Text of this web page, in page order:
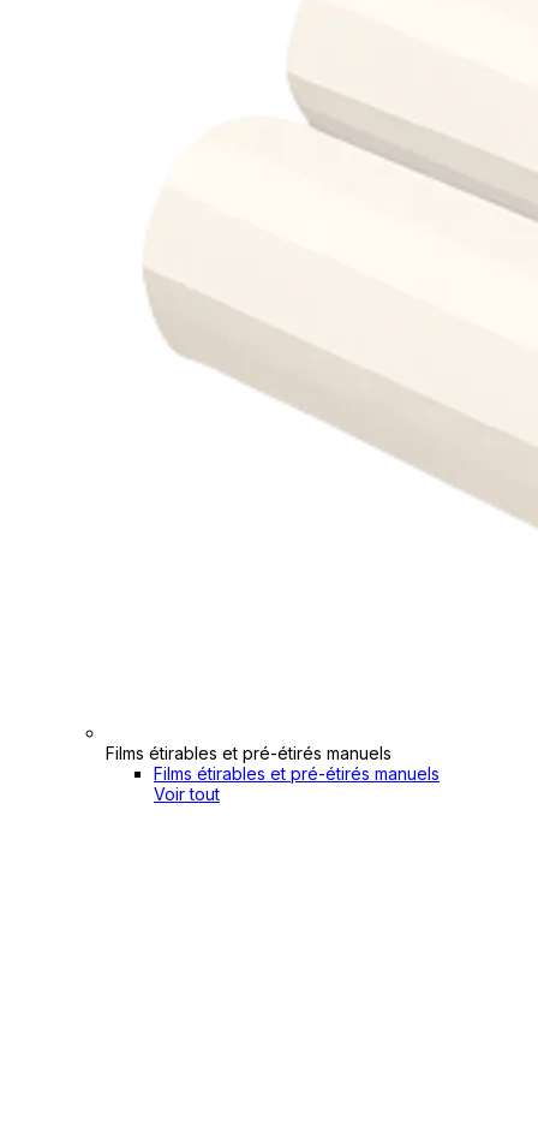
Films étirables et pré-étirés manuels
Films étirables et pré-étirés manuels
Voir tout